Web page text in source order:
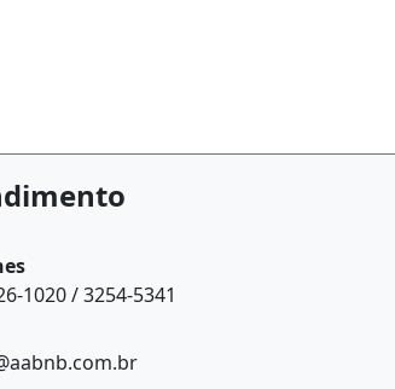
1020 / 3254-5341